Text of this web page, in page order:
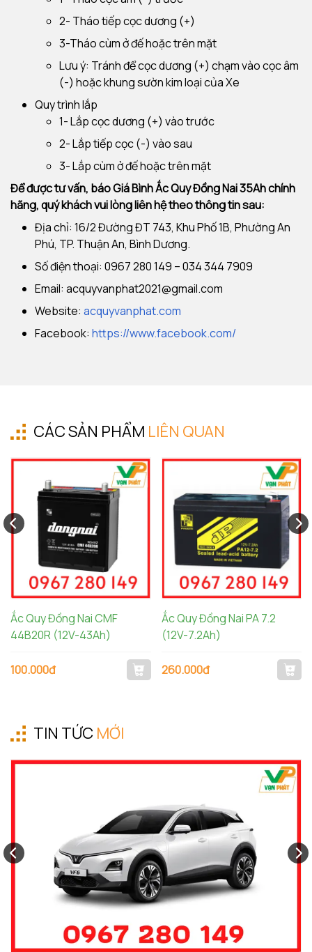
2- Tháo tiếp cọc dương (+)
3-Tháo cùm ở đế hoặc trên mặt
Lưu ý: Tránh để cọc dương (+) chạm vào cọc âm
(-) hoặc khung sườn kim loại của Xe
Quy trình lắp
1- Lắp cọc dương (+) vào trước
2- Lắp tiếp cọc (-) vào sau
3- Lắp cùm ở đế hoặc trên mặt
Để được tư vấn, báo Giá Bình Ắc Quy Đồng Nai 35Ah chính
hãng, quý khách vui lòng liên hệ theo thông tin sau:
Địa chỉ: 16/2 Đường ĐT 743, Khu Phố 1B, Phường An
Phú, TP. Thuận An, Bình Dương.
Số điện thoại: 0967 280 149 – 034 344 7909
Email: acquyvanphat2021@gmail.com
Website: acquyvanphat.com
Facebook: https://www.facebook.com/
CÁC SẢN PHẨM LIÊN QUAN
Ắc Quy Đồng Nai CMF
44B20R (12V-43Ah)
100.000đ
Ắc Quy Đồng Nai PA 7.2
(12V-7.2Ah)
260.000đ
TIN TỨC MỚI